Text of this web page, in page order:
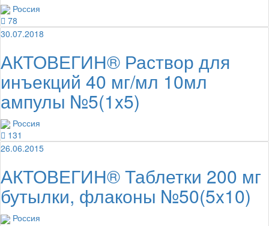
Россия
78
30.07.2018
АКТОВЕГИН® Раствор для
инъекций 40 мг/мл 10мл
ампулы №5(1x5)
Россия
131
26.06.2015
АКТОВЕГИН® Таблетки 200 мг
бутылки, флаконы №50(5x10)
Россия